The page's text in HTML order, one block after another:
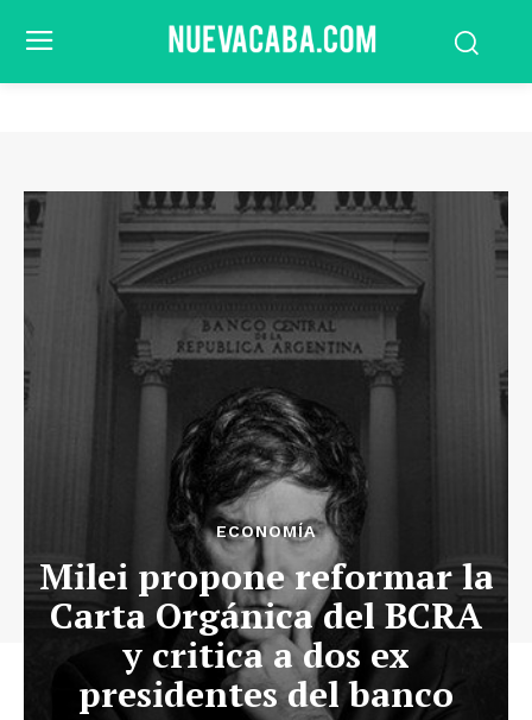
ECONOMÍA
Milei propone reformar la
Carta Orgánica del BCRA
y critica a dos ex
presidentes del banco